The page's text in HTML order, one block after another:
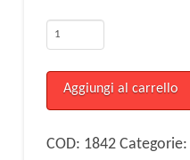
Seggiolino
Aggiungi al carrello
COD: 1842 Categorie: